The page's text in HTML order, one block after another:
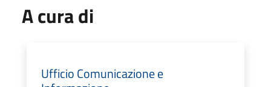
A cura di
Ufficio Comunicazione e